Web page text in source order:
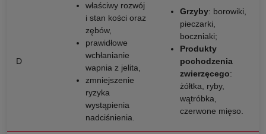
D
właściwy rozwój
i stan kości oraz
zębów,
prawidłowe
wchłanianie
wapnia z jelita,
zmniejszenie
ryzyka
wystąpienia
nadciśnienia.
Grzyby: borowiki,
pieczarki,
boczniaki;
Produkty
pochodzenia
zwierzęcego:
żółtka, ryby,
wątróbka,
czerwone mięso.